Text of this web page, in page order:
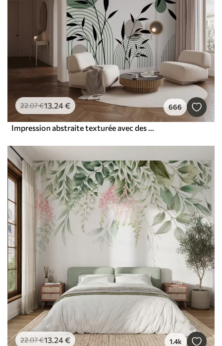
22.07€13.24€ 666
Impression abstraite texturée avec des formes géométriques, des cercles et des arcs et des plantes noires et vertes sur un fond blanc
22.07€13.24€ 1.4k